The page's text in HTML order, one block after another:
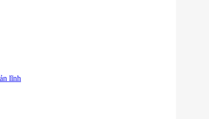
lĩnh